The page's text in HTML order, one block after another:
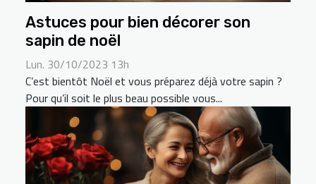
Astuces pour bien décorer son
sapin de noël
Lun. 30/10/2023 13h
C’est bientôt Noël et vous préparez déjà votre sapin ?
Pour qu’il soit le plus beau possible vous...